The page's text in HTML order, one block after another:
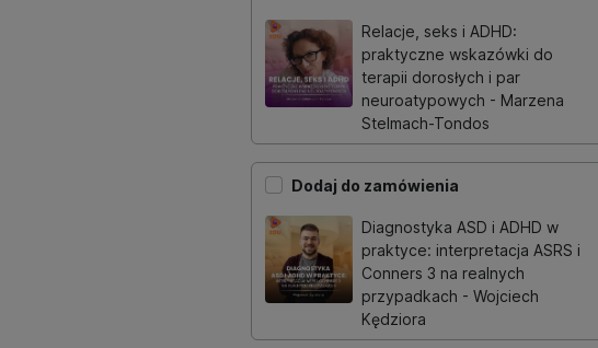
Relacje, seks i ADHD:
praktyczne wskazówki do
terapii dorosłych i par
neuroatypowych - Marzena
Stelmach-Tondos
Dodaj do zamówienia
Diagnostyka ASD i ADHD w
praktyce: interpretacja ASRS i
Conners 3 na realnych
przypadkach - Wojciech
Kędziora